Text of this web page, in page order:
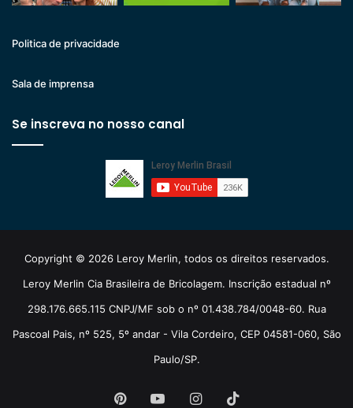
Politica de privacidade
Sala de imprensa
Se inscreva no nosso canal
Copyright © 2026 Leroy Merlin, todos os direitos reservados.
Leroy Merlin Cia Brasileira de Bricolagem. Inscrição estadual nº
298.176.665.115 CNPJ/MF sob o nº 01.438.784/0048-60. Rua
Pascoal Pais, nº 525, 5º andar - Vila Cordeiro, CEP 04581-060, São
Paulo/SP.
PinterestYouTubeInstagram